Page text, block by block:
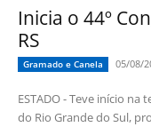
Inicia o 44º
RS
Gramado e Canela 05/08/
ESTADO - Teve início na
do Rio Grande do Sul,